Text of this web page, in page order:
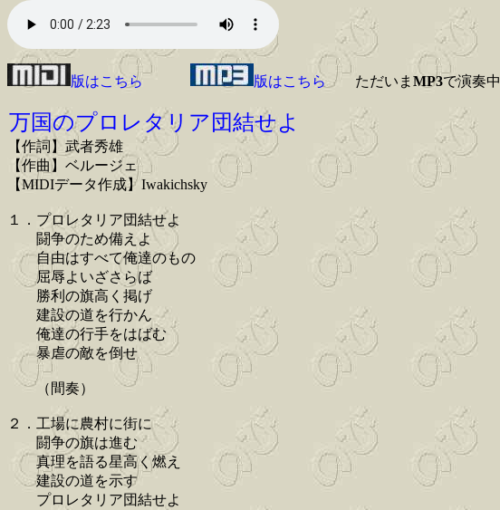
版はこちら 版はこちらただいま MP3で演奏中
万国のプロレタリア団結せよ
【作詞】武者秀雄
【作曲】ベルージェ
【MIDIデータ作成】Iwakichsky
１．プロレタリア団結せよ
闘争のため備えよ
自由はすべて俺達のもの
屈辱よいざさらば
勝利の旗高く掲げ
建設の道を行かん
俺達の行手をはばむ
暴虐の敵を倒せ
（間奏）
２．工場に農村に街に
闘争の旗は進む
真理を語る星高く燃え
建設の道を示す
プロレタリア団結せよ